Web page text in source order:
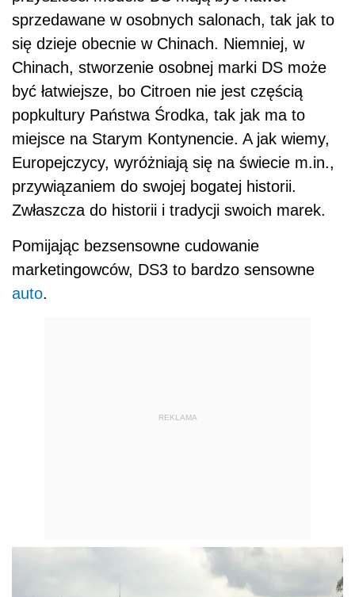
sprzedawane w osobnych salonach, tak jak to
się dzieje obecnie w Chinach. Niemniej, w
Chinach, stworzenie osobnej marki DS może
być łatwiejsze, bo Citroen nie jest częścią
popkultury Państwa Środka, tak jak ma to
miejsce na Starym Kontynencie. A jak wiemy,
Europejczycy, wyróżniają się na świecie m.in.,
przywiązaniem do swojej bogatej historii.
Zwłaszcza do historii i tradycji swoich marek.
Pomijając bezsensowne cudowanie
marketingowców, DS3 to bardzo sensowne
auto.
REKLAMA